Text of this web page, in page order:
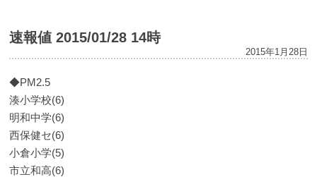
速報値 2015/01/28 14時
2015年1月28日
◆PM2.5
湊小学校(6)
明和中学(6)
西保健セ(6)
小倉小学(5)
市立和高(6)